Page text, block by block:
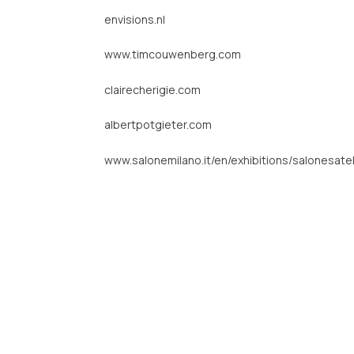
envisions.nl
www.timcouwenberg.com
clairecherigie.com
albertpotgieter.com
www.salonemilano.it/en/exhibitions/